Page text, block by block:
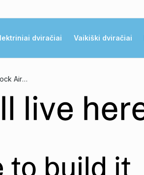
dviračiai Vaikiški dviračiai
Priekinis žibintas Trelock Airflow